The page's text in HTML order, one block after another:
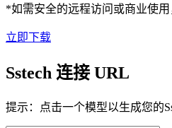
*如需安全的远程访问或商业使用
立即下载
Sstech 连接 URL
提示：点击一个模型以生成您的